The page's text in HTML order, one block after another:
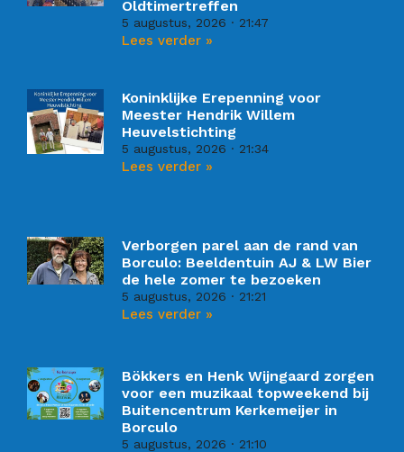
Oldtimertreffen
5 augustus, 2026 21:47
Lees verder »
Koninklijke Erepenning voor
Meester Hendrik Willem
Heuvelstichting
5 augustus, 2026 21:34
Lees verder »
Verborgen parel aan de rand van
Borculo: Beeldentuin AJ & LW Bier
de hele zomer te bezoeken
5 augustus, 2026 21:21
Lees verder »
Bökkers en Henk Wijngaard zorgen
voor een muzikaal topweekend bij
Buitencentrum Kerkemeijer in
Borculo
5 augustus, 2026 21:10